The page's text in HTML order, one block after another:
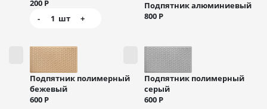
200 Р
-
1 шт +
Подпятник алюминиевый
800 Р
Подпятник полимерный
бежевый
600 Р
Подпятник полимерный
серый
600 Р